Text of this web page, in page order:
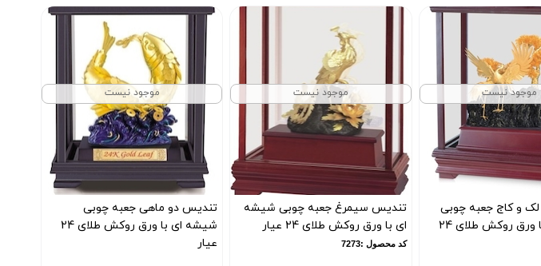
موجود نیست
و کاج جعبه چوبی
شیشه ای با ورق روکش طلای 24
موجود نیست
تندیس سیمرغ جعبه چوبی شیشه
ای با ورق روکش طلای 24 عیار
کد محصول :7273
موجود نیست
تندیس دو ماهی جعبه چوبی
شیشه ای با ورق روکش طلای 24
عیار